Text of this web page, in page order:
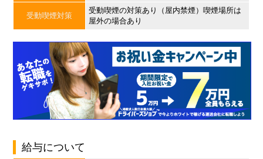
受動喫煙対策
受動喫煙の対策あり（屋内禁煙）喫煙場所は
屋外の場合あり
給与について